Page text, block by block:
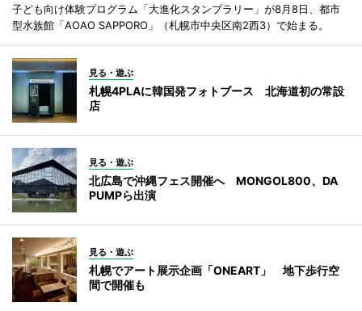
子ども向け体験プログラム「大進化スタンプラリー」が8月8日、都市
型水族館「AOAO SAPPORO」（札幌市中央区南2西3）で始まる。
見る・遊ぶ
札幌4PLAに韓国発フォトブース 北海道初の常設
店
見る・遊ぶ
北広島で沖縄フェス開催へ MONGOL800、DA
PUMPら出演
見る・遊ぶ
札幌でアート展示企画「ONEART」 地下歩行空
間で開催も